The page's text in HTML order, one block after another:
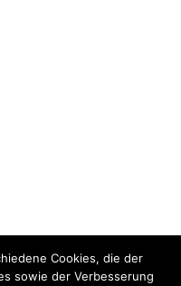
Cookies, die der
sowie der Verbesserung